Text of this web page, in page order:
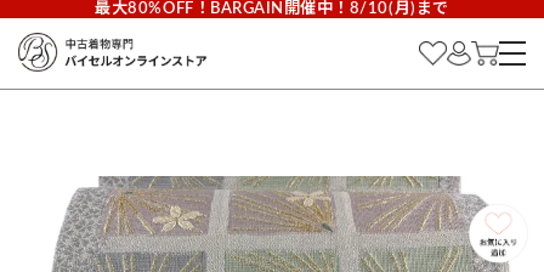
最大80%OFF！BARGAIN開催中！8/10(月)まで